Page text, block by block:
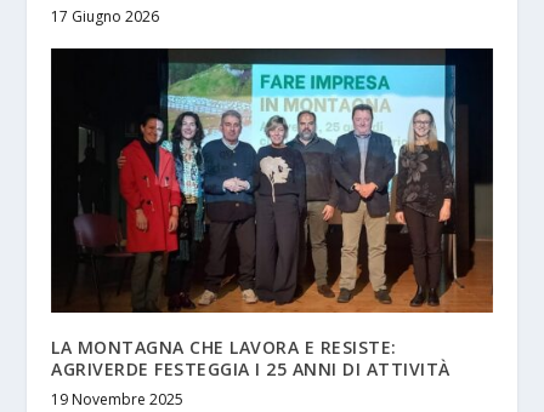
17 Giugno 2026
LA MONTAGNA CHE LAVORA E RESISTE:
AGRIVERDE FESTEGGIA I 25 ANNI DI ATTIVITÀ
19 Novembre 2025